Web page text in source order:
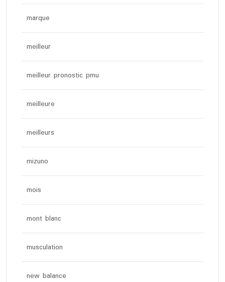
marque
meilleur
meilleur pronostic pmu
meilleure
meilleurs
mizuno
mois
mont blanc
musculation
new balance